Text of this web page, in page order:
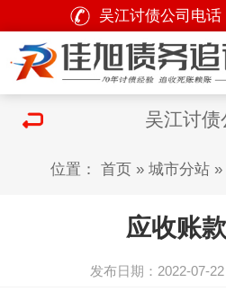
吴江讨债公司电话
吴江讨债
位置： 首页 » 城市分站 »
应收账
发布日期：2022-07-22